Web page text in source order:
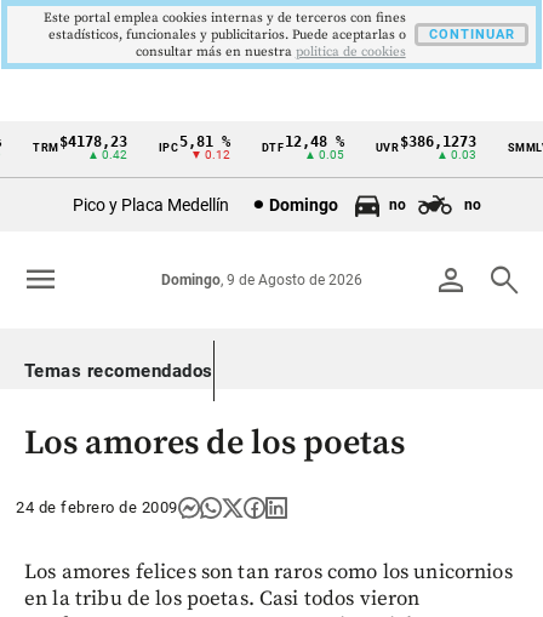
Cintillo
Colombia
TRM$4178,23
▲ 0.42
5,81 %
▼ 0.12
DTF12,48 %
▲ 0.05
UVR$386,1273
▲ 0.03
SMMLV
Pico y Placa Medellín Domingo no no
person search
Domingo, 9 de Agosto de 2026
menu
Temas recomendados
Los amores de los poetas
24 de febrero de 2009
Los amores felices son tan raros como los unicornios
en la tribu de los poetas. Casi todos vieron
Este portal emplea cookies internas y de terceros con fines
estadísticos, funcionales y publicitarios. Puede aceptarlas o
consultar más en nuestra politica de cookies
CONTINUAR